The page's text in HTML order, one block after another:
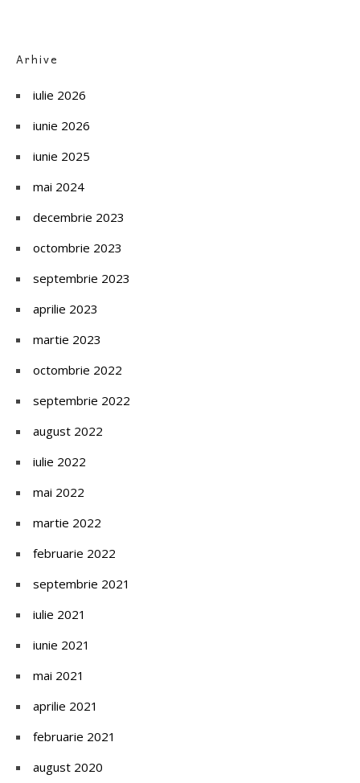
Arhive
iulie 2026
iunie 2026
iunie 2025
mai 2024
decembrie 2023
octombrie 2023
septembrie 2023
aprilie 2023
martie 2023
octombrie 2022
septembrie 2022
august 2022
iulie 2022
mai 2022
martie 2022
februarie 2022
septembrie 2021
iulie 2021
iunie 2021
mai 2021
aprilie 2021
februarie 2021
august 2020